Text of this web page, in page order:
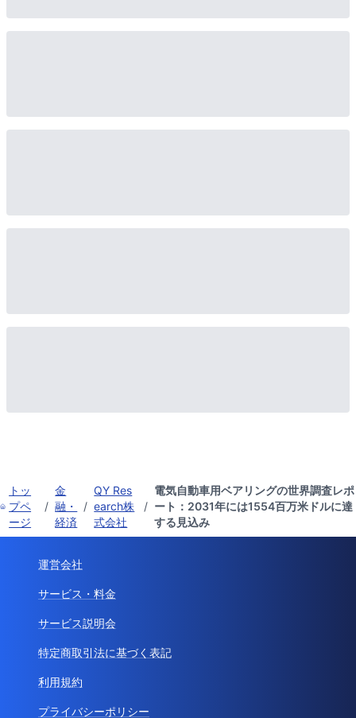
トッ
プペ
ージ
/
金
融・
経済
/
QY Res
earch株
式会社
/
電気自動車用ベアリングの世界調査レポ
ート：2031年には1554百万米ドルに達
する見込み
運営会社
サービス・料金
サービス説明会
特定商取引法に基づく表記
利用規約
プライバシーポリシー